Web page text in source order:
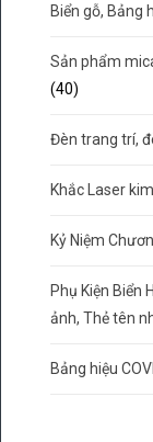
Biển gỗ, Bảng
Sản phẩm
(40)
Đèn trang trí,
Khắc Laser
Kỷ Niệm
Phụ Kiện Biển
ảnh, Thẻ tên
Bảng hiệu